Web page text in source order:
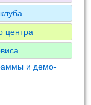
центра
и демо-